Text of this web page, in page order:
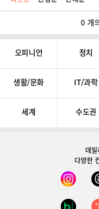
0 개
오피니언 정치
생활/문화 IT/과학
세계 수도권
데
다양한